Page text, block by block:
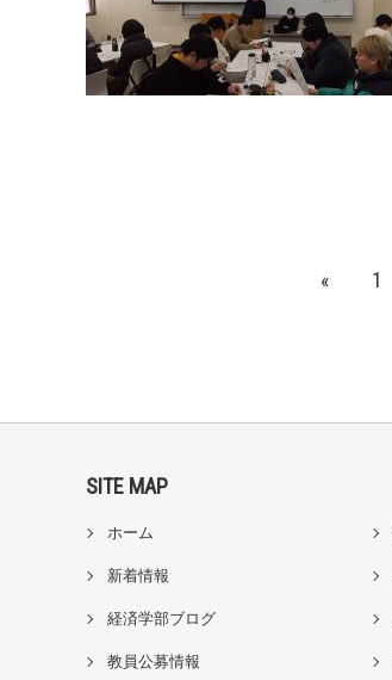
« 1
SITE MAP
ホーム
新着情報
経済学部ブログ
教員公募情報